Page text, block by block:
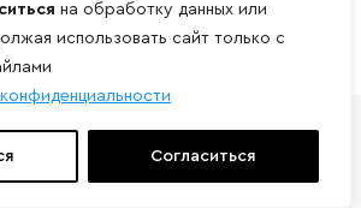
на обработку данных или
использовать сайт только с
Согласиться